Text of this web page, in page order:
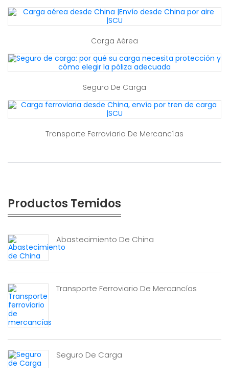
Carga Aérea
Seguro De Carga
Transporte Ferroviario De Mercancías
Productos Temidos
Abastecimiento De China
Transporte Ferroviario De Mercancías
Seguro De Carga